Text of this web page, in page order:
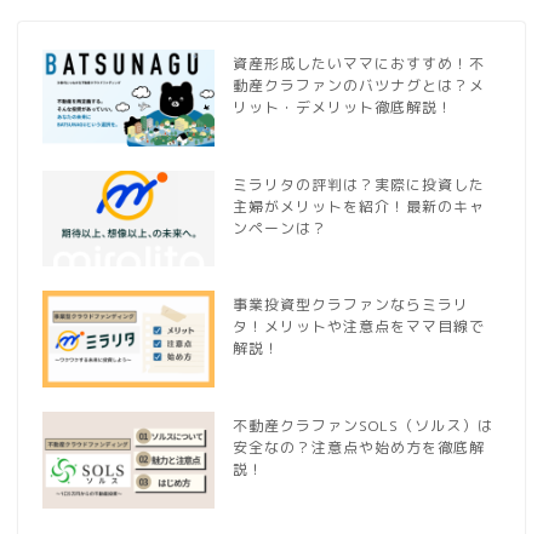
資産形成したいママにおすすめ！不
動産クラファンのバツナグとは？メ
リット・デメリット徹底解説！
ミラリタの評判は？実際に投資した
主婦がメリットを紹介！最新のキャ
ンペーンは？
事業投資型クラファンならミラリ
タ！メリットや注意点をママ目線で
解説！
不動産クラファンSOLS（ソルス）は
安全なの？注意点や始め方を徹底解
説！